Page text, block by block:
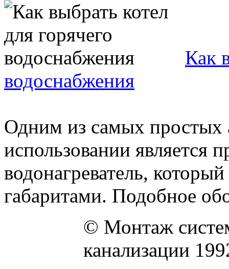
Как
водоснабжения
Одним из самых простых
использовании является
водонагреватель,
габаритами. Подобное
© Монтаж
канализации